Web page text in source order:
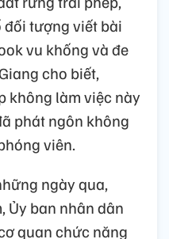
đối tượng viết bài
vu khống và đe
cho biết,
không làm việc này
phát ngôn không
viên.
ngày qua,
Ủy ban nhân dân
quan chức năng